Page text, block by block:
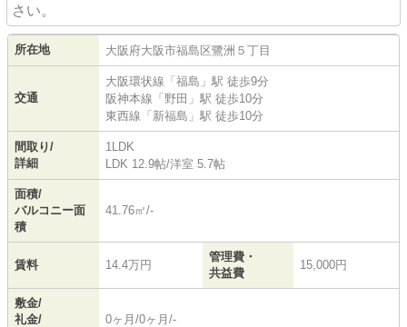
さい。
所在地 大阪府大阪市福島区鷺洲 ５丁目
交通
大阪環状線 「 福島 」駅 徒歩9分
阪神本線 「 野田 」駅 徒歩10分
東西線 「 新福島 」駅 徒歩10分
間取り/
詳細
1LDK
LDK 12.9帖/洋室 5.7帖
面積/
バルコニー面
積
41.76㎡/-
賃料 14.4万円
管理費・
共益費
15,000円
敷金/
礼金/
0ヶ月/0ヶ月/-